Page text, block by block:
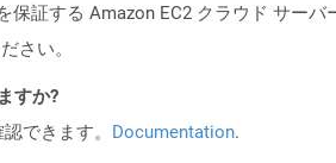
証する Amazon EC2 クラウド サー
さい。
すか?
できます。 Documentation.